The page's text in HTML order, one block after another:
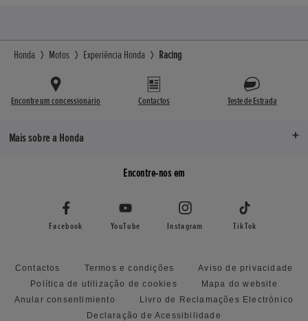
Honda Motos Experiência Honda Racing
Encontre um concessionário Contactos Teste de Estrada
Mais sobre a Honda
Encontre-nos em
Facebook YouTube Instagram TikTok
Contactos Termos e condições
Aviso de privacidade
Política de utilização de cookies
Mapa do website
Anular consentimiento
Livro de Reclamações Electrónico
Declaração de Acessibilidade